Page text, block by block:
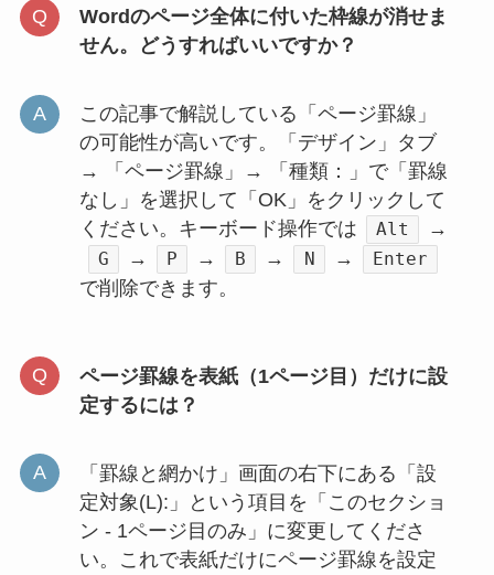
Wordのページ全体に付いた枠線が消せま
せん。どうすればいいですか？
この記事で解説している「ページ罫線」
の可能性が高いです。「デザイン」タブ
→ 「ページ罫線」→ 「種類：」で「罫線
なし」を選択して「OK」をクリックして
ください。キーボード操作では
Alt →
G → P → B → N → Enter
で削除できます。
ページ罫線を表紙（1ページ目）だけに設
定するには？
「罫線と網かけ」画面の右下にある「設
定対象(L):」という項目を「このセクショ
ン - 1ページ目のみ」に変更してくださ
い。これで表紙だけにページ罫線を設定